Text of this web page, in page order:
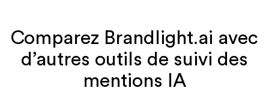
Comparez Brandlight.ai avec
d’autres outils de suivi des
mentions IA